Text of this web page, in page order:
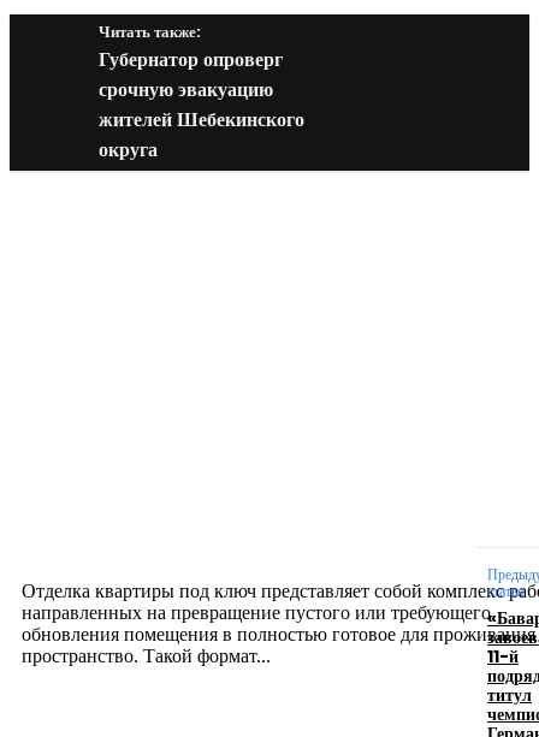
Читать также:
Губернатор опроверг
срочную эвакуацию
жителей Шебекинского
округа
Отделка квартиры под ключ представляет собой комплекс
направленных на превращение пустого или требующего
обновления помещения в полностью готовое для проживания
пространство. Такой формат...
статья
11-й
титул